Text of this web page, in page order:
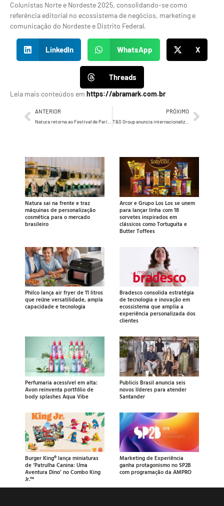
Colunistas Norte e Nordeste 2025, consolidando-se como
referência editorial no ecossistema de negócios, marketing e
comunicação do Nordeste e Distrito Federal.
LinkedIn WhatsApp X
Threads
Leia mais conteúdos em https://abramark.com.br
ANTERIOR PRÓXIMO
T&S Group anuncia internacionalização com chegada da Edson Tech & Soul, operação de Edson Athayde em Portugal
Natura sai na frente e traz
máquinas de personalização
cosmética para o mercado
brasileiro
Arcor e Grupo Los Los se unem
para lançar linha com 18
sorvetes inspirados em
clássicos como Tortuguita e
Butter Toffees
Philco lança air fryer de 11 litros
que reúne versatilidade, ampla
capacidade e tecnologia
Bradesco consolida estratégia
de tecnologia e inovação em
ecossistema que amplia a
experiência personalizada dos
clientes
Perfumaria acessível em alta:
Avon reinventa portfólio de
body splashes Aqua Vibe
Publicis Brasil anuncia seis
novos líderes para atender
Santander
Burger King® lança miniaturas
de ‘Patrulha Canina: Uma
Aventura Dino’ no Combo King
Jr.™
Marketing de Experiência
ganha protagonismo no SP2B
com programação da AMPRO